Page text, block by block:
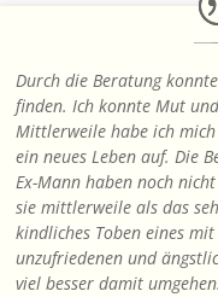
Durch die Beratung
finden. Ich konnte Mut
Mittlerweile habe ich
ein neues Leben auf. Die
Ex-Mann haben noch
sie mittlerweile als das
kindliches Toben eines
unzufriedenen und
viel besser damit umgehen.